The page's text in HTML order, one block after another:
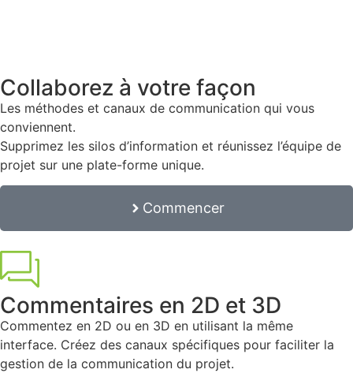
Collaborez à votre façon
Les méthodes et canaux de communication qui vous
conviennent.
Supprimez les silos d’information et réunissez l’équipe de
projet sur une plate-forme unique.
Commencer
Commentaires en 2D et 3D
Commentez en 2D ou en 3D en utilisant la même
interface. Créez des canaux spécifiques pour faciliter la
gestion de la communication du projet.